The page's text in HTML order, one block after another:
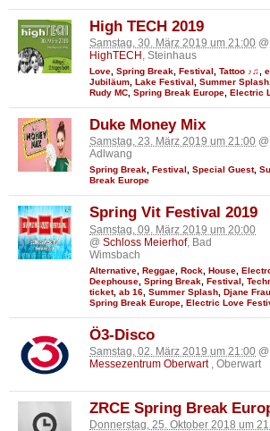
High TECH 2019
Samstag, 30. März 2019 um 21:00 @
HighTECH , Steinhaus
Love Spring Break Festival Tattoo ♪♫
Jubiläum Lake Festival Summer Splash
Rudy MC Spring Break Europe Electric
Duke Money Mix
Samstag, 23. März 2019 um 21:00 @
Adlwang
Spring Break, Festival , Special Guest,
Break Europe
Spring Vit Festival 2019
Samstag, 09. März 2019 um 20:00
@ Schloss Meierhof, Bad
Wimsbach
Alternative Reggae Rock House
Deephouse Spring Break Festival
ticket, ab 16 Summer Splash Djane
Spring Break Europe Electric Love
Ö3-Disco
Samstag, 02. März 2019 um 21:00 @
Messezentrum Oberwart , Oberwart
ZRCE Spring Break
Donnerstag, 25. Oktober 2018 um